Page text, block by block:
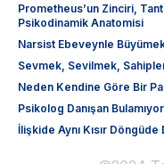
Prometheus’un Zinciri,
Psikodinamik Anatomisi
Narsist Ebeveynle
Sevmek, Sevilmek,
Neden Kendine Göre Bir
Psikolog Danışan
İlişkide Aynı Kısır